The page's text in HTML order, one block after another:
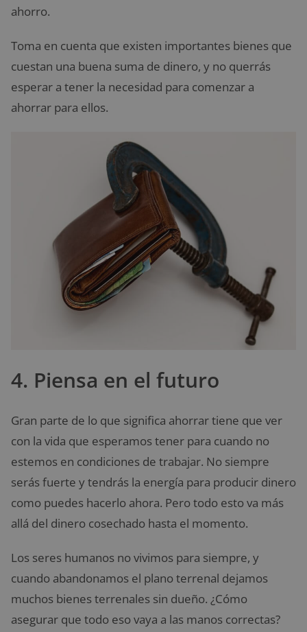
ahorro.
Toma en cuenta que existen importantes bienes que
cuestan una buena suma de dinero, y no querrás
esperar a tener la necesidad para comenzar a
ahorrar para ellos.
4. Piensa en el futuro
Gran parte de lo que significa ahorrar tiene que ver
con la vida que esperamos tener para cuando no
estemos en condiciones de trabajar. No siempre
serás fuerte y tendrás la energía para producir dinero
como puedes hacerlo ahora. Pero todo esto va más
allá del dinero cosechado hasta el momento.
Los seres humanos no vivimos para siempre, y
cuando abandonamos el plano terrenal dejamos
muchos bienes terrenales sin dueño. ¿Cómo
asegurar que todo eso vaya a las manos correctas?